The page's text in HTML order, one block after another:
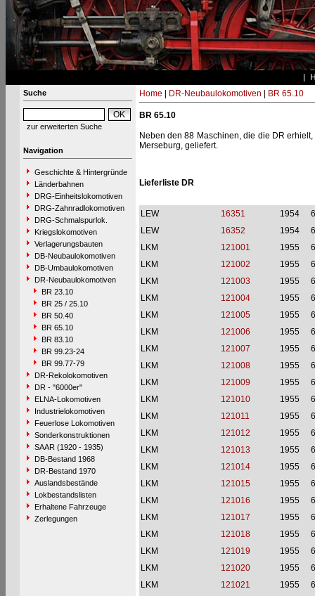
Suche
zur erweiterten Suche
Navigation
Geschichte & Hintergründe
Länderbahnen
DRG-Einheitslokomotiven
DRG-Zahnradlokomotiven
DRG-Schmalspurlok.
Kriegslokomotiven
Verlagerungsbauten
DB-Neubaulokomotiven
DB-Umbaulokomotiven
DR-Neubaulokomotiven
BR 23.10
BR 25 / 25.10
BR 50.40
BR 65.10
BR 83.10
BR 99.23-24
BR 99.77-79
DR-Rekolokomotiven
DR - "6000er"
ELNA-Lokomotiven
Industrielokomotiven
Feuerlose Lokomotiven
Sonderkonstruktionen
SAAR (1920 - 1935)
DB-Bestand 1968
DR-Bestand 1970
Auslandsbestände
Lokbestandslisten
Erhaltene Fahrzeuge
Zerlegungen
Home DR-Neubaulokomotiven BR 65.10
BR 65.10
Neben den 88 Maschinen, die die DR
Merseburg, geliefert.
Lieferliste DR
LEW 16351 1954
LEW
16352 1954
LKM
121001 1955
LKM
121002 1955
LKM
121003 1955
LKM
121004 1955
LKM
121005 1955
LKM
121006 1955
LKM
121007 1955
LKM
121008 1955
LKM
121009 1955
LKM
121010 1955
LKM
121011 1955
LKM
121012 1955
LKM
121013 1955
LKM
121014 1955
LKM
121015 1955
LKM
121016 1955
LKM
121017 1955
LKM
121018 1955
LKM
121019 1955
LKM
121020 1955
LKM
121021 1955